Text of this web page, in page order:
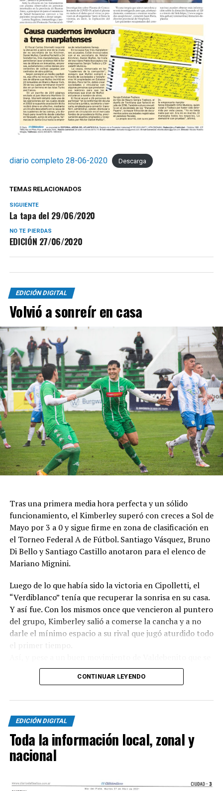
diario completo 28-06-2020 Descarga
TEMAS RELACIONADOS
SIGUIENTE
La tapa del 29/06/2020
NO TE PIERDAS
EDICIÓN 27/06/2020
EDICIÓN DIGITAL
Volvió a sonreír en casa
Tras una primera media hora perfecta y un sólido
funcionamiento, el Kimberley superó con creces a Sol de
Mayo por 3 a 0 y sigue firme en zona de clasificación en
el Torneo Federal A de Fútbol. Santiago Vásquez, Bruno
Di Bello y Santiago Castillo anotaron para el elenco de
Mariano Mignini.
Luego de lo que había sido la victoria en Cipolletti, el
“Verdiblanco” tenía que recuperar la sonrisa en su casa.
Y así fue. Con los mismos once que vencieron al puntero
del grupo, Kimberley salió a comerse la cancha y a no
darle el mínimo espacio a su rival que jugó aturdido todo
el primer tiempo.
había sacado la marca de encima y probó contra Casas,
el dueño de casa se iba adelantar a los 5 minutos luego
A partir de ahí, todo fue de Kimberley. La presión
constante de los volantes, la participación constante de
Verón y Ullúa en la gestación y los movimientos de Miori
y el propio Vásquez hacían que sobre el sector derecho
CONTINUAR LEYENDO
EDICIÓN DIGITAL
Toda la información local, zonal y
nacional